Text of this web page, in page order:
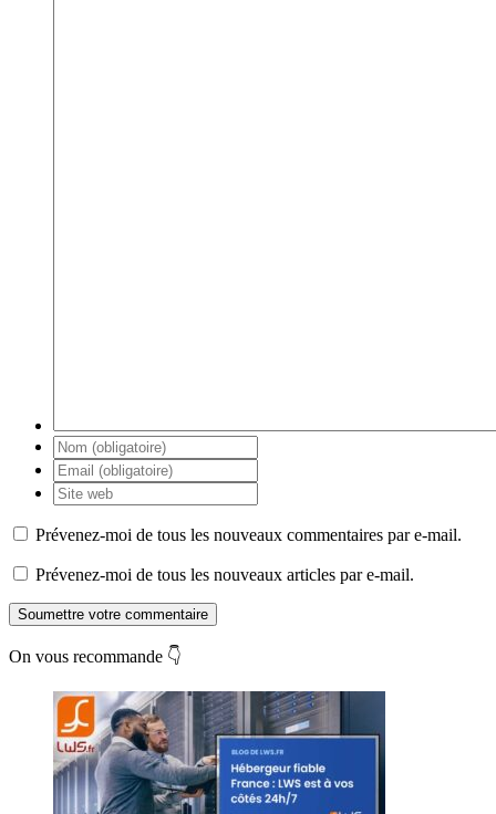
Prévenez-moi de tous les nouveaux commentaires par e-mail.
Prévenez-moi de tous les nouveaux articles par e-mail.
Soumettre votre commentaire
On vous recommande 👇